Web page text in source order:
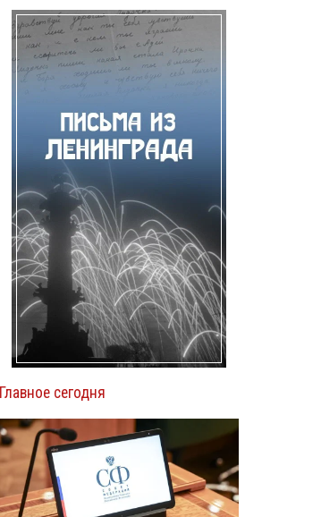
Главное сегодня